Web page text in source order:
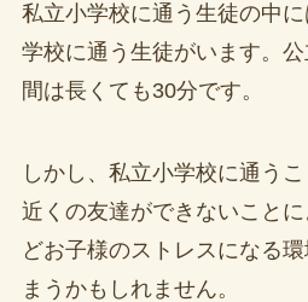
私立小学校に通う生徒の中
学校に通う生徒がいます。
間は長くても30分です。
しかし、私立小学校に通う
近くの友達ができないこと
どお子様のストレスになる
まうかもしれません。